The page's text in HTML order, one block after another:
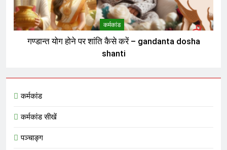
कर्मकांड
गण्डान्त योग होने पर शांति कैसे करें – gandanta dosha
shanti
कर्मकांड
कर्मकांड सीखें
पञ्चाङ्ग